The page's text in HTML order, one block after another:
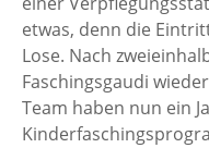
etwas, denn die
Lose. Nach
Faschingsgaudi
Team haben nun ein